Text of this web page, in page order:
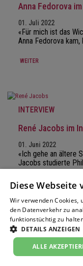
Anna Fedorova
01. Juli 2022
«Für mich ist das
Anna Fedorova
WEITER
INTERVIEW
René Jacobs im
01. Juni 2022
«Ich gehe an ältere
Jacobs studierte
WEITER
INTERVIEW
David Helfgott im
Diese Webseite
Wir verwenden Cookies,
den Datenverkehr zu
funktionstüchtig zu
DETAILS ANZEIGEN
ALLE